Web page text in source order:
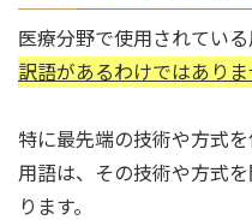
医療分野で使用されている
訳語があるわけではありま
特に最先端の技術や方式
用語は、その技術や方式
ります。